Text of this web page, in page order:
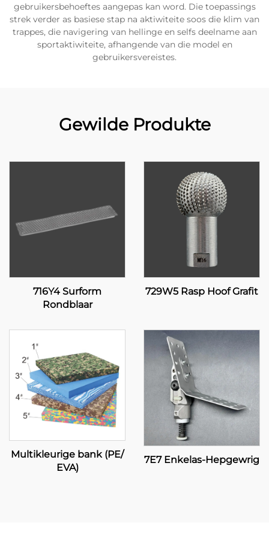
gebruikersbehoeftes aangepas kan word. Die toepassings
strek verder as basiese stap na aktiwiteite soos die klim van
trappes, die navigering van hellinge en selfs deelname aan
sportaktiwiteite, afhangende van die model en
gebruikersvereistes.
Gewilde Produkte
716Y4 Surform
Rondblaar
729W5 Rasp Hoof Grafit
Multikleurige bank (PE/
EVA)
7E7 Enkelas-Hepgewrig